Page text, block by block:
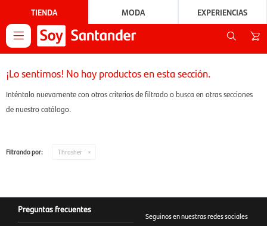
TIENDA MODA EXPERIENCIAS

¡Lo sentimos! No hay productos en esta sección.
Inténtalo nuevamente con otros criterios de filtrado o busca en otras secciones
de nuestro catálogo.
Filtrando por: Thrasher
Preguntas frecuentes
Seguinos en nuestras redes sociales